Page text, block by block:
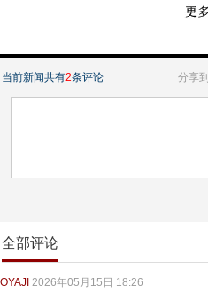
当前新闻共有2条评论 分享
全部评论
OYAJI 2026年05月15日 18:26